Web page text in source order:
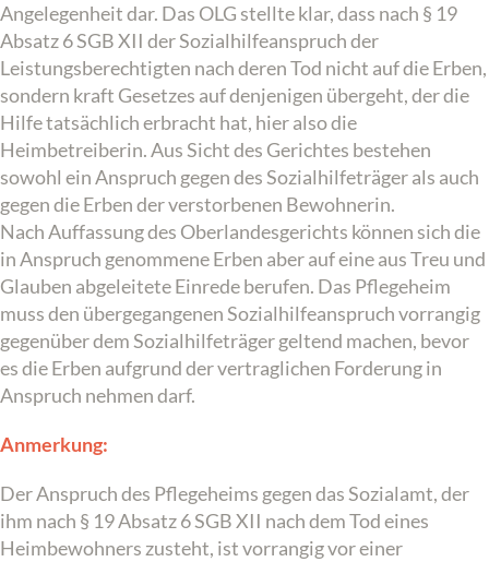
Angelegenheit dar. Das OLG stellte klar, dass nach § 19
Absatz 6 SGB XII der Sozialhilfeanspruch der
Leistungsberechtigten nach deren Tod nicht auf die Erben,
sondern kraft Gesetzes auf denjenigen übergeht, der die
Hilfe tatsächlich erbracht hat, hier also die
Heimbetreiberin. Aus Sicht des Gerichtes bestehen
sowohl ein Anspruch gegen des Sozialhilfeträger als auch
gegen die Erben der verstorbenen Bewohnerin.
Nach Auffassung des Oberlandesgerichts können sich die
in Anspruch genommene Erben aber auf eine aus Treu und
Glauben abgeleitete Einrede berufen. Das Pflegeheim
muss den übergegangenen Sozialhilfeanspruch vorrangig
gegenüber dem Sozialhilfeträger geltend machen, bevor
es die Erben aufgrund der vertraglichen Forderung in
Anspruch nehmen darf.
Anmerkung:
Der Anspruch des Pflegeheims gegen das Sozialamt, der
ihm nach § 19 Absatz 6 SGB XII nach dem Tod eines
Heimbewohners zusteht, ist vorrangig vor einer